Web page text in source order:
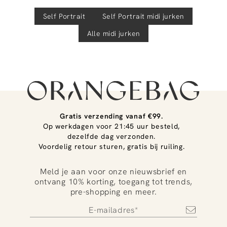
Self Portrait Self Portrait midi jurken
Alle midi jurken
Gratis verzending vanaf €99.
Op werkdagen voor 21:45 uur besteld,
dezelfde dag verzonden.
Voordelig retour sturen, gratis bij ruiling.
Meld je aan voor onze nieuwsbrief en
ontvang 10% korting, toegang tot trends,
pre-shopping en meer.